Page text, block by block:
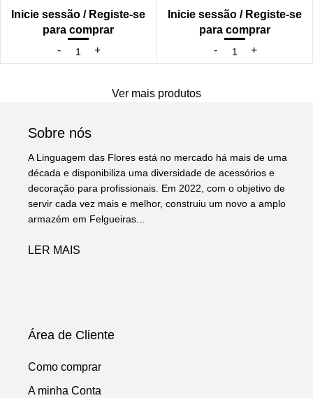
Inicie sessão / Registe-se
para comprar
Inicie sessão / Registe-se
para comprar
Ver mais produtos
Sobre nós
A Linguagem das Flores está no mercado há mais de uma
década e disponibiliza uma diversidade de acessórios e
decoração para profissionais. Em 2022, com o objetivo de
servir cada vez mais e melhor, construiu um novo a amplo
armazém em Felgueiras...
LER MAIS
Área de Cliente
Como comprar
A minha Conta